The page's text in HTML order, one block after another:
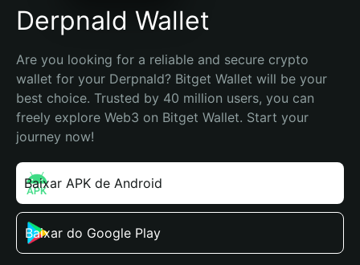
Derpnald Wallet
Are you looking for a reliable and secure crypto
wallet for your Derpnald? Bitget Wallet will be your
best choice. Trusted by 40 million users, you can
freely explore Web3 on Bitget Wallet. Start your
journey now!
Baixar APK de Android
Baixar do Google Play